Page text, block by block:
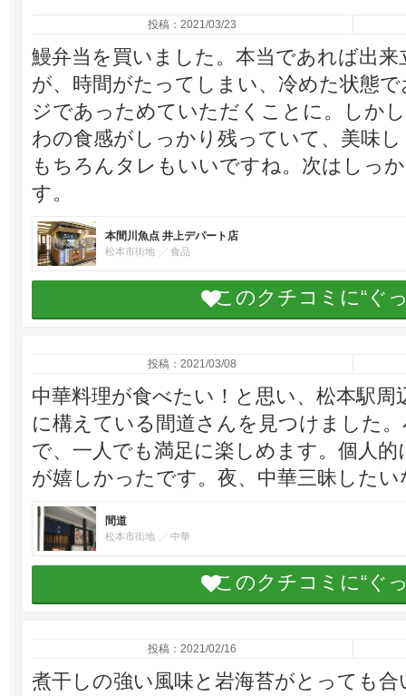
投稿：2021/03/23
鰻弁当を買いました。本当であれば出
が、時間がたってしまい、冷めた状態
ジであっためていただくことに。しか
わの食感がしっかり残っていて、美味
もちろんタレもいいですね。次はしっ
す。
本間川魚点 井上デパート店
松本市街地 食品
このクチコミに“ぐ
投稿：2021/03/08
中華料理が食べたい！と思い、松本駅
に構えている間道さんを見つけました
で、一人でも満足に楽しめます。個人
が嬉しかったです。夜、中華三昧した
間道
松本市街地 中華
このクチコミに“ぐ
投稿：2021/02/16
煮干しの強い風味と岩海苔がとっても